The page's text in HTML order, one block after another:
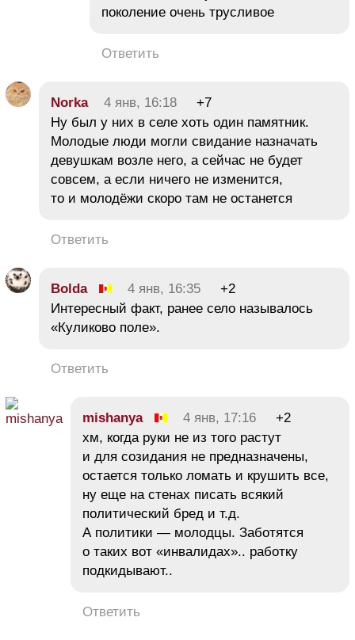
поколение очень трусливое
Ответить
Norka 4 янв, 16:18
+7
Ну был у них в селе хоть один памятник.
Молодые люди могли свидание назначать
девушкам возле него, а сейчас не будет
совсем, а если ничего не изменится,
то и молодёжи скоро там не останется
Ответить
Bolda 4 янв, 16:35
+2
Интересный факт, ранее село называлось
«Куликово поле».
Ответить
mishanya 4 янв, 17:16
+2
хм, когда руки не из того растут
и для созидания не предназначены,
остается только ломать и крушить все,
ну еще на стенах писать всякий
политический бред и т.д.
А политики — молодцы. Заботятся
о таких вот «инвалидах».. работку
подкидывают..
Ответить